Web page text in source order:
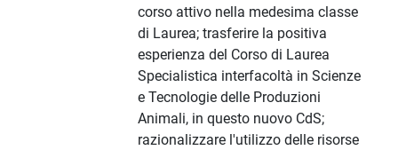
corso attivo nella medesima classe
di Laurea; trasferire la positiva
esperienza del Corso di Laurea
Specialistica interfacoltà in Scienze
e Tecnologie delle Produzioni
Animali, in questo nuovo CdS;
razionalizzare l'utilizzo delle risorse